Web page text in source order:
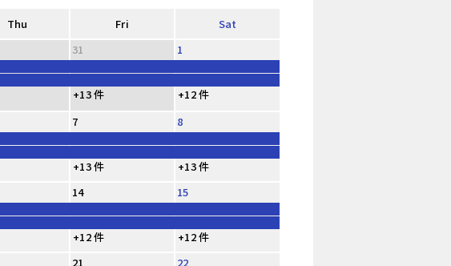
Thu Fri
Sat
31 1
+13 件
+12 件
7 8
+13 件
+13 件
14 15
+12 件
+12 件
21 22